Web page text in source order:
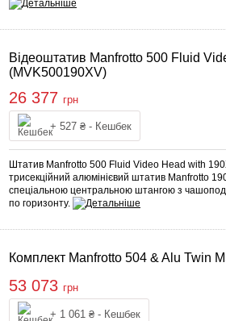
Відеоштатив Manfrotto 500 Fluid
(MVK500190XV)
26 377 грн
+ 527 ₴ - Кешбек
Купити
Штатив Manfrotto 500 Fluid Video Head with
трисекційний алюмінієвий штатив Manfrotto
спеціальною центральною штангою з
по горизонту.
Комплект Manfrotto 504 & Alu Twin
53 073 грн
+ 1 061 ₴ - Кешбек
Купити